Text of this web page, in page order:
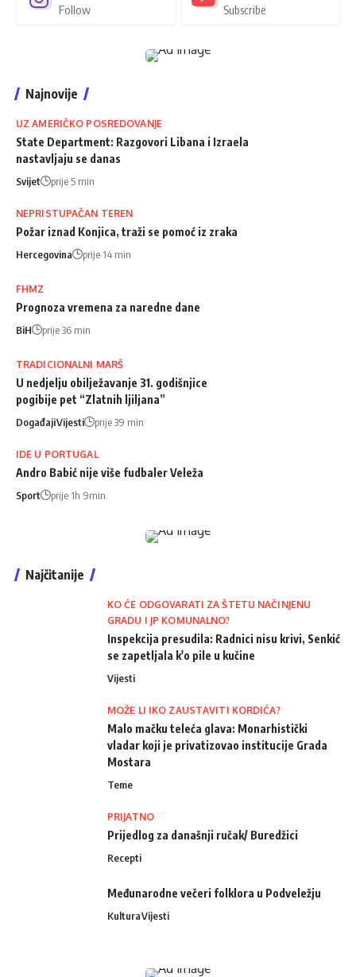
Follow Subscribe
Najnovije
UZ AMERIČKO POSREDOVANJE
State Department: Razgovori Libana i Izraela
nastavljaju se danas
Svijet prije 5 min
NEPRISTUPAČAN TEREN
Požar iznad Konjica, traži se pomoć iz zraka
Hercegovina prije 14 min
FHMZ
Prognoza vremena za naredne dane
BiH prije 36 min
TRADICIONALNI MARŠ
U nedjelju obilježavanje 31. godišnjice
pogibije pet “Zlatnih ljiljana”
DogađajiVijesti prije 39 min
IDE U PORTUGAL
Andro Babić nije više fudbaler Veleža
Sport prije 1h 9min
Najčitanije
KO ĆE ODGOVARATI ZA ŠTETU NAČINJENU
GRADU I JP KOMUNALNO?
Inspekcija presudila: Radnici nisu krivi, Senkić
se zapetljala k'o pile u kučine
Vijesti
MOŽE LI IKO ZAUSTAVITI KORDIĆA?
Malo mačku teleća glava: Monarhistički
vladar koji je privatizovao institucije Grada
Mostara
Teme
PRIJATNO
Prijedlog za današnji ručak/ Buredžici
Recepti
Međunarodne večeri folklora u Podveležju
KulturaVijesti